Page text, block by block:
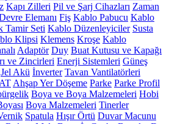
Kapı Zilleri Pil ve Şarj Cihazları Zaman
Elemanı Fiş Kablo Pabucu Kablo
Tamir Seti Kablo Düzenleyiciler Susta
Klipsi Klemens Kroşe Kablo
Adaptör Duy Buat Kutusu ve Kapağı
ve Zincirleri Enerji Sistemleri Güneş
Jel Akü İnverter Tavan Vantilatörleri
Ahşap Yer Döşeme Parke Parke Profil
Boya ve Boya Malzemeleri Hobi
Boya Malzemeleri Tinerler
Spatula Hışır Örtü Duvar Macunu